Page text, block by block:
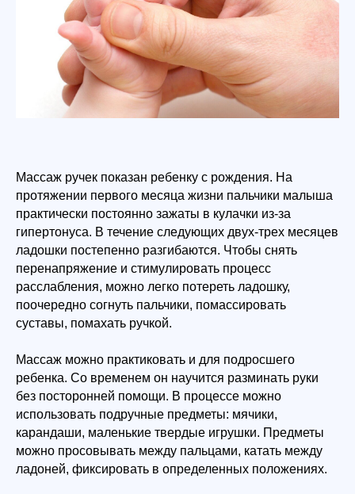
Массаж ручек показан ребенку с рождения. На
протяжении первого месяца жизни пальчики малыша
практически постоянно зажаты в кулачки из-за
гипертонуса. В течение следующих двух-трех месяцев
ладошки постепенно разгибаются. Чтобы снять
перенапряжение и стимулировать процесс
расслабления, можно легко потереть ладошку,
поочередно согнуть пальчики, помассировать
суставы, помахать ручкой.
Массаж можно практиковать и для подросшего
ребенка. Со временем он научится разминать руки
без посторонней помощи. В процессе можно
использовать подручные предметы: мячики,
карандаши, маленькие твердые игрушки. Предметы
можно просовывать между пальцами, катать между
ладоней, фиксировать в определенных положениях.
ЗАПИШИТЕСЬ
НА БЕСПЛАТНОЕ
ВВОДНОЕ ЗАНЯТИЕ